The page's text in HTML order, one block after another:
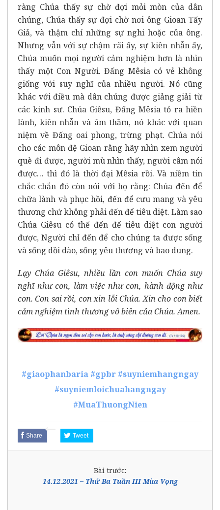
ràng Chúa thấy sự chờ đợi mỏi mòn của dân
chúng, Chúa thấy sự đợi chờ nơi ông Gioan Tẩy
Giả, và thậm chí những sự nghi hoặc của ông.
Nhưng vẫn với sự chậm rãi ấy, sự kiên nhẫn ấy,
Chúa muốn mọi người cảm nghiệm hơn là nhìn
thấy một Con Người. Đấng Mêsia có vẻ không
giống với suy nghĩ của nhiều người. Nó cũng
khác với điều mà dân chúng được giảng giải từ
các kinh sư. Chúa Giêsu, Đấng Mêsia tỏ ra hiền
lành, kiên nhẫn và âm thầm, nó khác với quan
niệm về Đấng oai phong, trừng phạt. Chúa nói
cho các môn đệ Gioan rằng hãy nhìn xem người
què đi được, người mù nhìn thấy, người câm nói
được… thì đó là thời đại Mêsia rồi. Và niềm tin
chắc chắn đó còn nói với họ rằng: Chúa đến để
chữa lành và phục hồi, đến để cưu mang và yêu
thương chứ không phải đến để tiêu diệt. Làm sao
Chúa Giêsu có thể đến để tiêu diệt con người
được, Người chỉ đến để cho chúng ta được sống
và sống dồi dào, sống yêu thương và bao dung.
Lạy Chúa Giêsu, nhiều lần con muốn Chúa suy
nghĩ như con, làm việc như con, hành động như
con. Con sai rồi, con xin lỗi Chúa. Xin cho con biết
cảm nghiệm tình thương vô biên của Chúa. Amen.
#giaophanbaria #gpbr #suyniemhangngay
#suyniemloichuahangngay
#MuaThuongNien
Share Tweet
Bài trước:
14.12.2021 – Thứ Ba Tuần III Mùa Vọng